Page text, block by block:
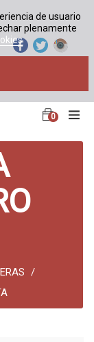
de usuario
plenamente
0